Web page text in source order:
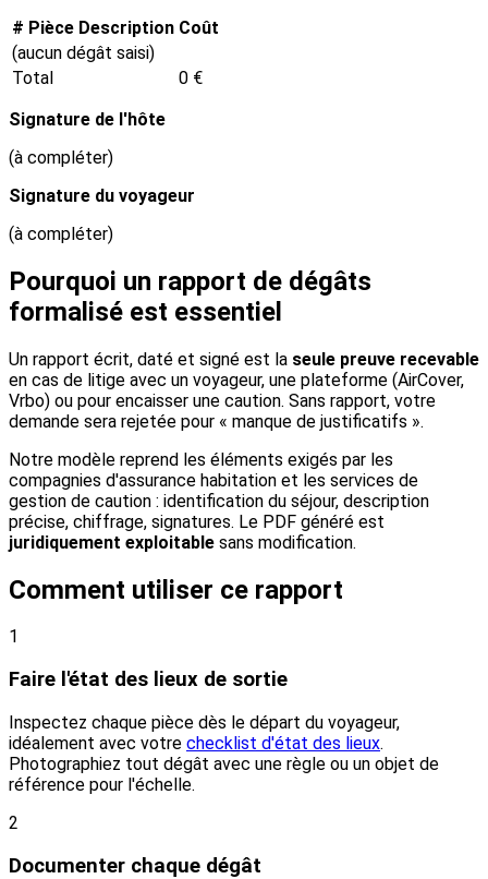
# Pièce Description Coût
(aucun dégât saisi)
Total
0 €
Signature de l'hôte
(à compléter)
Signature du voyageur
(à compléter)
Pourquoi un rapport de dégâts
formalisé est essentiel
Un rapport écrit, daté et signé est la seule preuve recevable
en cas de litige avec un voyageur, une plateforme (AirCover,
Vrbo) ou pour encaisser une caution. Sans rapport, votre
demande sera rejetée pour « manque de justificatifs ».
Notre modèle reprend les éléments exigés par les
compagnies d'assurance habitation et les services de
gestion de caution : identification du séjour, description
précise, chiffrage, signatures. Le PDF généré est
juridiquement exploitable sans modification.
Comment utiliser ce rapport
1
Faire l'état des lieux de sortie
Inspectez chaque pièce dès le départ du voyageur,
idéalement avec votre checklist d'état des lieux.
Photographiez tout dégât avec une règle ou un objet de
référence pour l'échelle.
2
Documenter chaque dégât